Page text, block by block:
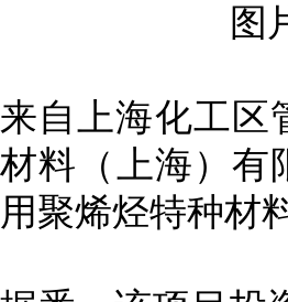
图
来自上海化工区
材料（上海）有
用聚烯烃特种材